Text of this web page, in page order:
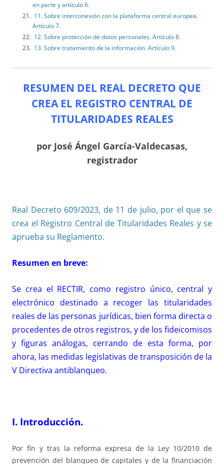
en parte y artículo 6.
11. Sobre interconexión con la plataforma central europea.
Artículo 7.
12. Sobre protección de datos personales. Artículo 8.
13. Sobre tratamiento de la información. Artículo 9.
RESUMEN DEL REAL DECRETO QUE
CREA EL REGISTRO CENTRAL DE
TITULARIDADES REALES
por José Ángel García-Valdecasas,
registrador
Real Decreto 609/2023, de 11 de julio, por el que se
crea el Registro Central de Titularidades Reales y se
aprueba su Reglamento.
Resumen en breve:
Se crea el RECTIR, como registro único, central y
electrónico destinado a recoger las titularidades
reales de las personas jurídicas, bien forma directa o
procedentes de otros registros, y de los fideicomisos
y figuras análogas, cerrando de esta forma, por
ahora, las medidas legislativas de transposición de la
V Directiva antiblanqueo.
I. Introducción.
Por fin y tras la reforma expresa de la Ley 10/2010 de
prevención del blanqueo de capitales y de la financiación